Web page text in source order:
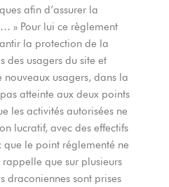
afin d’assurer la
» Pour lui ce règlement
la protection de la
des usagers du site et
usagers, dans la
atteinte aux deux points
les activités autorisées ne
lucratif, avec des effectifs
le point réglementé ne
que sur plusieurs
draconiennes sont prises